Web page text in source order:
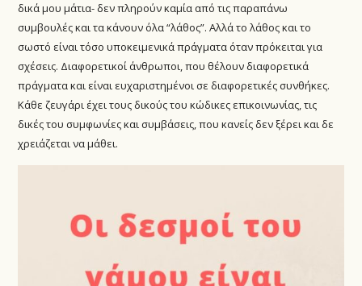
δικά μου μάτια- δεν πληρούν καμία από τις παραπάνω
συμβουλές και τα κάνουν όλα “λάθος”. Αλλά το λάθος και το
σωστό είναι τόσο υποκειμενικά πράγματα όταν πρόκειται για
σχέσεις. Διαφορετικοί άνθρωποι, που θέλουν διαφορετικά
πράγματα και είναι ευχαριστημένοι σε διαφορετικές συνθήκες.
Κάθε ζευγάρι έχει τους δικούς του κώδικες επικοινωνίας, τις
δικές του συμφωνίες και συμβάσεις, που κανείς δεν ξέρει και δε
χρειάζεται να μάθει.